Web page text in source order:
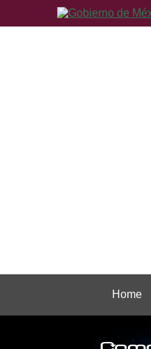
Home